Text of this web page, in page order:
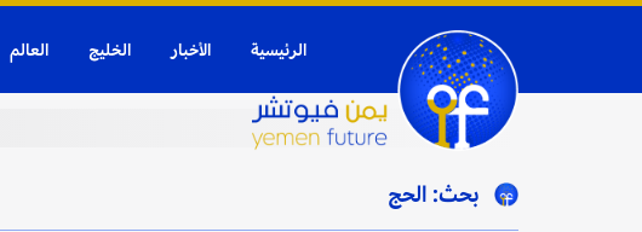
الرئيسية الأخبار الخليج العالم
بحث: الحج